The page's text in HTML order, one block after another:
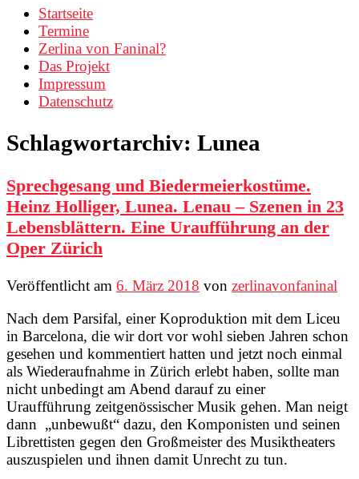
Startseite
Termine
Zerlina von Faninal?
Das Projekt
Impressum
Datenschutz
Schlagwortarchiv: Lunea
Sprechgesang und Biedermeierkostüme.
Heinz Holliger, Lunea. Lenau – Szenen in 23
Lebensblättern. Eine Uraufführung an der
Oper Zürich
Veröffentlicht am 6. März 2018 von zerlinavonfaninal
Nach dem Parsifal, einer Koproduktion mit dem Liceu
in Barcelona, die wir dort vor wohl sieben Jahren schon
gesehen und kommentiert hatten und jetzt noch einmal
als Wiederaufnahme in Zürich erlebt haben, sollte man
nicht unbedingt am Abend darauf zu einer
Uraufführung zeitgenössischer Musik gehen. Man neigt
dann „unbewußt“ dazu, den Komponisten und seinen
Librettisten gegen den Großmeister des Musiktheaters
auszuspielen und ihnen damit Unrecht zu tun.